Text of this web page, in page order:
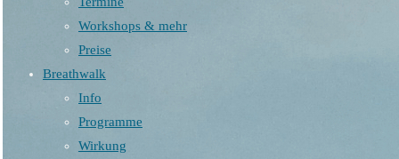
Workshops & mehr
Preise
Breathwalk
Info
Programme
Wirkung